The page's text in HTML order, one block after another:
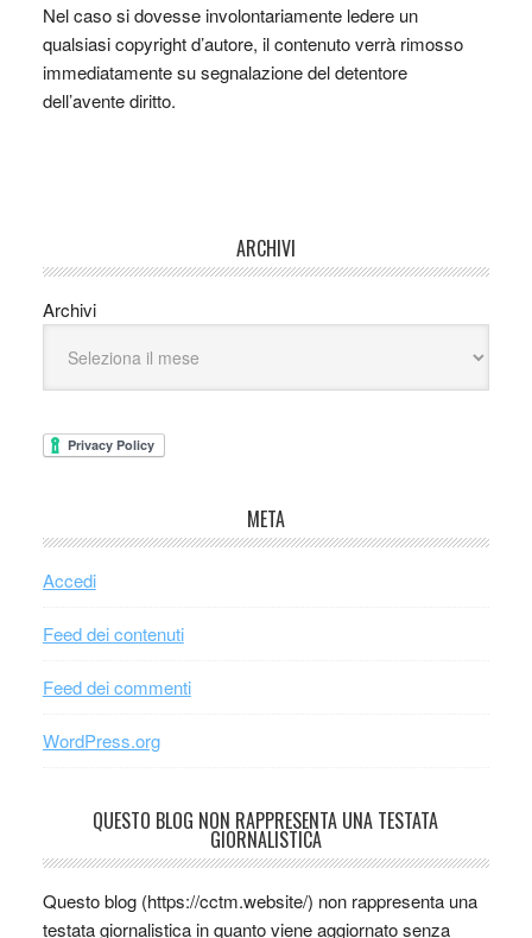
Nel caso si dovesse involontariamente ledere un
qualsiasi copyright d’autore, il contenuto verrà rimosso
immediatamente su segnalazione del detentore
dell’avente diritto.
ARCHIVI
Archivi
META
Accedi
Feed dei contenuti
Feed dei commenti
WordPress.org
QUESTO BLOG NON RAPPRESENTA UNA TESTATA
GIORNALISTICA
Questo blog (https://cctm.website/) non rappresenta una
testata giornalistica in quanto viene aggiornato senza